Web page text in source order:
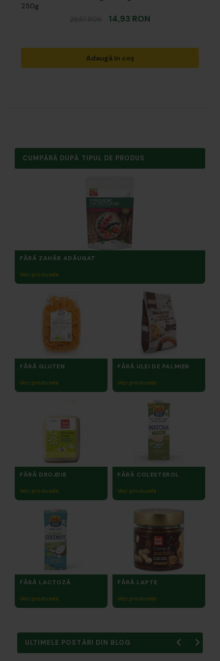
250g
29,87 RON 14,93 RON
Adaugă în coș
CUMPĂRĂ DUPĂ TIPUL DE PRODUS
FĂRĂ ZAHĂR ADĂUGAT
Vezi produsele
FĂRĂ GLUTEN
Vezi produsele
FĂRĂ ULEI DE PALMIER
Vezi produsele
FĂRĂ DROJDIE
Vezi produsele
FĂRĂ COLESTEROL
Vezi produsele
FĂRĂ LACTOZĂ
Vezi produsele
FĂRĂ LAPTE
Vezi produsele
ULTIMELE POSTĂRI DIN BLOG